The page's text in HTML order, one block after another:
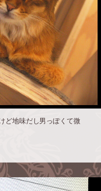
ど地味だし男っぽくて微